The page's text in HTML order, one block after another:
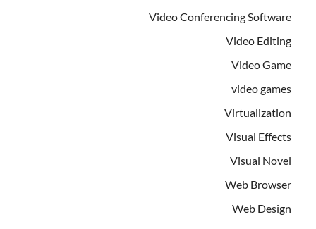
Video Conferencing Software
Video Editing
Video Game
video games
Virtualization
Visual Effects
Visual Novel
Web Browser
Web Design